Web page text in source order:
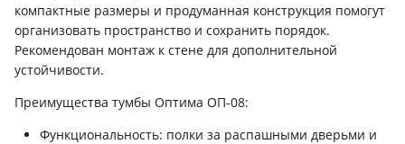
компактные размеры и продуманная конструкция помогут
организовать пространство и сохранить порядок.
Рекомендован монтаж к стене для дополнительной
устойчивости.
Преимущества тумбы Оптима ОП-08:
Функциональность: полки за распашными дверьми и